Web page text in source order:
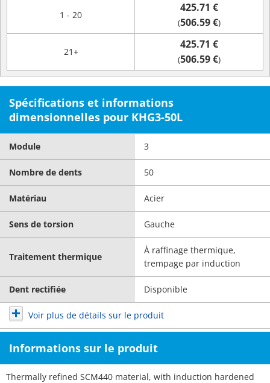
1 - 20
425.71 €
(506.59 €)
21+
425.71 €
(506.59 €)
Spécifications et informations
dimensionnelles pour KHG3-50L
Module 3
Nombre de dents 50
Matériau Acier
Sens de torsion Gauche
Traitement thermique
À raffinage thermique,
trempage par induction
Dent rectifiée Disponible
Voir plus de détails sur le produit
Informations sur le produit
Thermally refined SCM440 material, with induction hardened